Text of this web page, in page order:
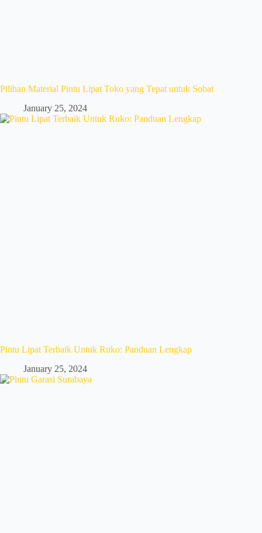
Pilihan Material Pintu Lipat Toko yang Tepat untuk Sobat
January 25, 2024
Pintu Lipat Terbaik Untuk Ruko: Panduan Lengkap
January 25, 2024